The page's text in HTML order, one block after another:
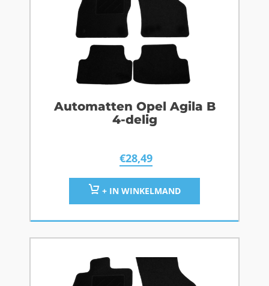
Automatten Opel Agila B
4-delig
€28,49
+ IN WINKELMAND